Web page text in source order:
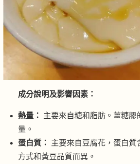
成分說明及影響因素：
熱量：
主要來自糖和脂肪。薑糖膠
量。
蛋白質：
主要來自豆腐花，蛋白質
方式和黃豆品質而異。